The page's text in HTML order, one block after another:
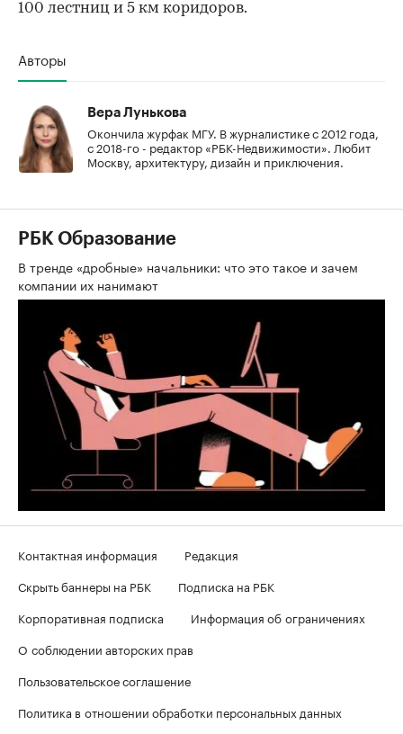
100 лестниц и 5 км коридоров.
Авторы
Вера Лунькова
Окончила журфак МГУ. В журналистике с 2012 года,
с 2018-го - редактор «РБК-Недвижимости». Любит
Москву, архитектуру, дизайн и приключения.
РБК Образование
В тренде «дробные» начальники: что это такое и зачем
компании их нанимают
Контактная информация
Редакция
Скрыть баннеры на РБК
Подписка на РБК
Корпоративная подписка
Информация об ограничениях
О соблюдении авторских прав
Пользовательское соглашение
Политика в отношении обработки персональных данных